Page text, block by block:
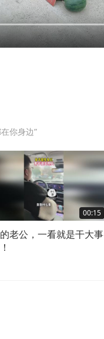
你身边”
00:15
老公，一看就是干大事